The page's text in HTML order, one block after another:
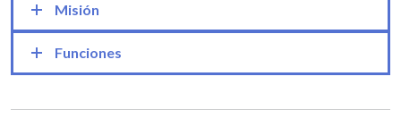
Misión
Funciones